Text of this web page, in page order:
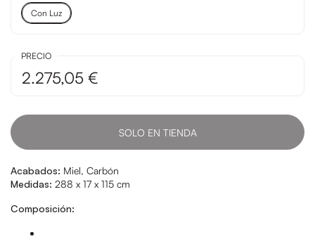
Con Luz
PRECIO
2.275,05 €
SOLO EN TIENDA
Acabados: Miel, Carbón
Medidas: 288 x 17 x 115 cm
Composición: